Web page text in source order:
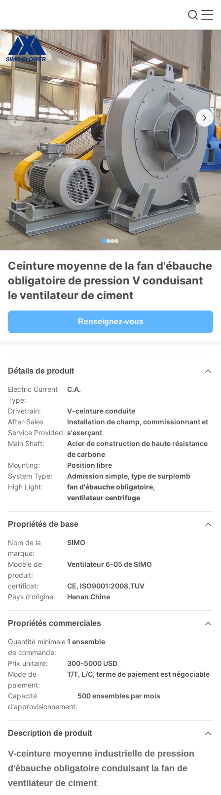
Ceinture moyenne de la fan d'ébauche
obligatoire de pression V conduisant
le ventilateur de ciment
Renseignez-vous
Détails de produit
Electric Current
Type:
C.A.
Drivetrain:
V-ceinture conduite
After-Sales
Service Provided:
Installation de champ, commissionnant et
s'exerçant
Main Shaft:
Acier de construction de haute résistance
de carbone
Mounting:
Position libre
System Type:
Admission simple, type de surplomb
High Light:
fan d'ébauche obligatoire,
ventilateur centrifuge
Propriétés de base
Nom de la
marque:
SIMO
Modèle de
produit:
Ventilateur 6-05 de SIMO
certificat:
CE, ISO9001:2008,TUV
Pays d'origine:
Henan Chine
Propriétés commerciales
Quantité minimale
de commande:
1 ensemble
Prix unitaire:
300-5000 USD
Mode de
paiement:
T/T, L/C, terme de paiement est négociable
Capacité
d'approvisionnement:
500 ensembles par mois
Description de produit
V-ceinture moyenne industrielle de pression
d'ébauche obligatoire conduisant la fan de
ventilateur de ciment